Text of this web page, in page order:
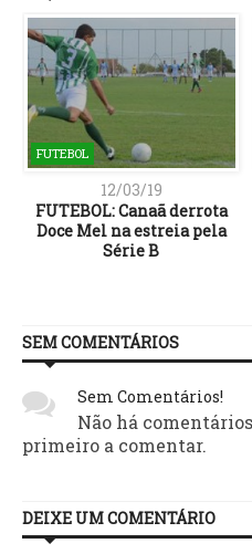
FUTEBOL
12/03/19
FUTEBOL: Canaã derrota
Doce Mel na estreia pela
Série B
SEM COMENTÁRIOS
Sem Comentários!
Não há
primeiro a comentar.
DEIXE UM COMENTÁRIO